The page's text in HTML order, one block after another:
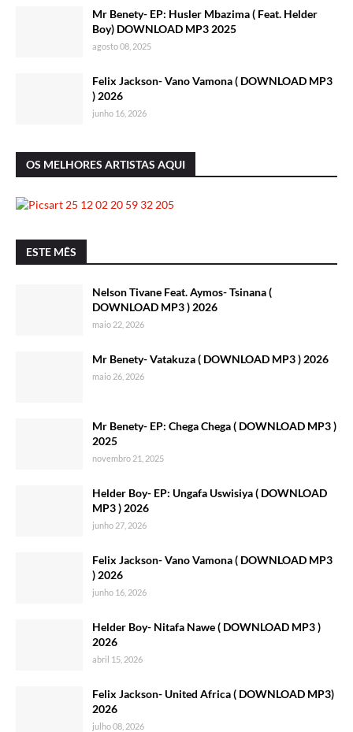
Mr Benety- EP: Husler Mbazima ( Feat. Helder
Boy) DOWNLOAD MP3 2025
agosto 08, 2025
Felix Jackson- Vano Vamona ( DOWNLOAD MP3
) 2026
junho 16, 2026
OS MELHORES ARTISTAS AQUI
ESTE MÊS
Nelson Tivane Feat. Aymos- Tsinana (
DOWNLOAD MP3 ) 2026
maio 22, 2026
Mr Benety- Vatakuza ( DOWNLOAD MP3 ) 2026
maio 26, 2026
Mr Benety- EP: Chega Chega ( DOWNLOAD MP3 )
2025
novembro 21, 2025
Helder Boy- EP: Ungafa Uswisiya ( DOWNLOAD
MP3 ) 2026
junho 27, 2026
Felix Jackson- Vano Vamona ( DOWNLOAD MP3
) 2026
junho 16, 2026
Helder Boy- Nitafa Nawe ( DOWNLOAD MP3 )
2026
abril 15, 2026
Felix Jackson- United Africa ( DOWNLOAD MP3)
2026
julho 08, 2026